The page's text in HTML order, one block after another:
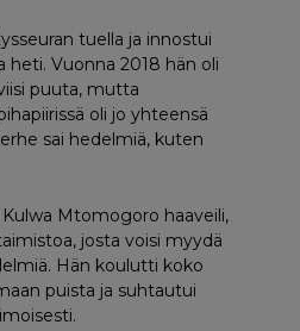
tuella ja innostui
Vuonna 2018 hän oli
puuta, mutta
oli jo yhteensä
sai hedelmiä, kuten
Mtomogoro haaveili,
josta voisi myydä
Hän koulutti koko
puista ja suhtautui